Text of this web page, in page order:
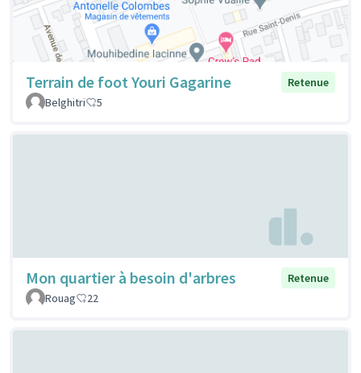
Terrain de foot Youri Gagarine
Retenue
Belghitri
5
Mon quartier à besoin d'arbres
Retenue
Rouag
22